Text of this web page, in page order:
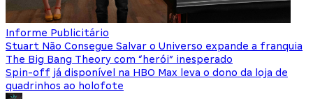
Informe Publicitário
Stuart Não Consegue Salvar o Universo expande a franquia
The Big Bang Theory com “herói” inesperado
Spin-off já disponível na HBO Max leva o dono da loja de
quadrinhos ao holofote